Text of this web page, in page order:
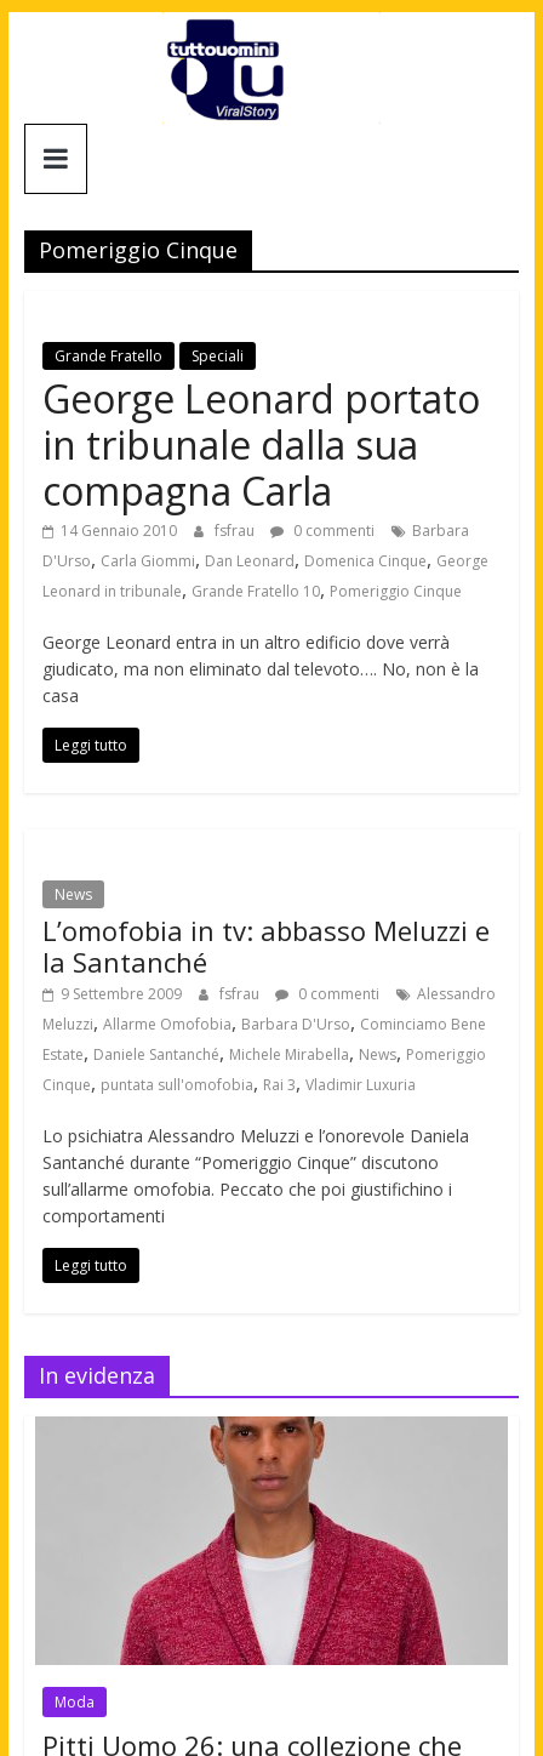
Tuttouomini
Tv,
Cinema,
news
moda
maschile
Pomeriggio Cinque
Grande Fratello Speciali
George Leonard portato
in tribunale dalla sua
compagna Carla
14 Gennaio 2010 fsfrau 0 commenti
Barbara
D'Urso, Carla Giommi, Dan Leonard, Domenica Cinque, George
Leonard in tribunale, Grande Fratello 10, Pomeriggio Cinque
George Leonard entra in un altro edificio dove verrà
giudicato, ma non eliminato dal televoto…. No, non è la
casa
Leggi tutto
News
L’omofobia in tv: abbasso Meluzzi e
la Santanché
9 Settembre 2009 fsfrau 0 commenti
Alessandro
Meluzzi, Allarme Omofobia, Barbara D'Urso, Cominciamo Bene
Estate, Daniele Santanché, Michele Mirabella, News, Pomeriggio
Cinque, puntata sull'omofobia, Rai 3, Vladimir Luxuria
Lo psichiatra Alessandro Meluzzi e l’onorevole Daniela
Santanché durante “Pomeriggio Cinque” discutono
sull’allarme omofobia. Peccato che poi giustifichino i
comportamenti
Leggi tutto
In evidenza
Moda
Pitti Uomo 26: una collezione che